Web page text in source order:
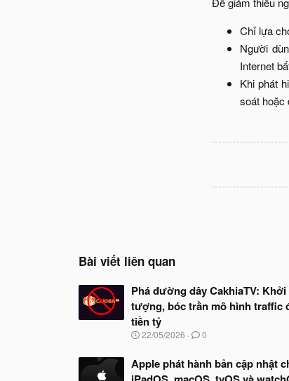
Chỉ lựa
Người
Internet
Khi phát
soát hoặc
Bài viết liên quan
Phá đường dây CakhiaTV:
tượng, bóc trần mô hình traffic
tiền tỷ
N
y
22/05/2026 0
Apple phát hành bản cập nhật